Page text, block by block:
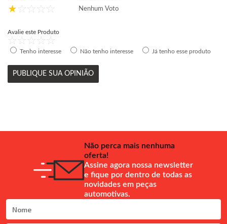
Nenhum Voto
Avalie este Produto
Tenho interesse Não tenho interesse Já tenho esse produto
PUBLIQUE SUA OPINIÃO
Não perca mais nenhuma
oferta!
Assine agora nossa newsletter
e fique por dentro de todas as
novidades em peças
automotivas.